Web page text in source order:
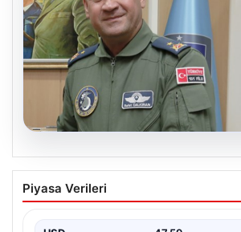
04.08.2026
Rafet Dalkıran kimdir? Yeni
Kuvvetleri Komutanı Rafet
Piyasa Verileri